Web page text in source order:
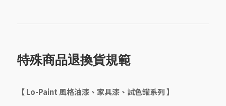
特殊商品退換貨規範
【 Lo-Paint 風格油漆、家具漆、試色罐系列 】